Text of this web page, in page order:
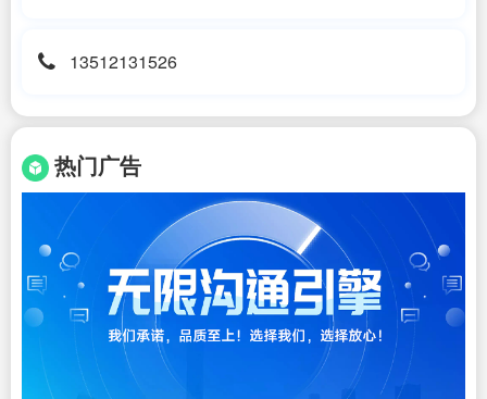
13512131526
热门广告